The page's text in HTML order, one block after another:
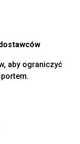
aby ograniczyć